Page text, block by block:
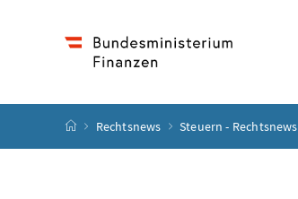
Startseite
Rechtsnews Steuern - Rechtsnews